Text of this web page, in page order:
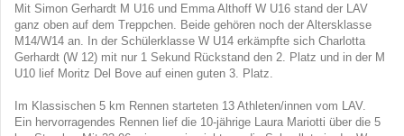
Mit Simon Gerhardt M U16 und Emma Althoff W U16 stand der LAV
ganz oben auf dem Treppchen. Beide gehören noch der Altersklasse
M14/W14 an. In der Schülerklasse W U14 erkämpfte sich Charlotta
Gerhardt (W 12) mit nur 1 Sekund Rückstand den 2. Platz und in der M
U10 lief Moritz Del Bove auf einen guten 3. Platz.
Im Klassischen 5 km Rennen starteten 13 Athleten/innen vom LAV.
Ein hervorragendes Rennen lief die 10-jährige Laura Mariotti über die 5